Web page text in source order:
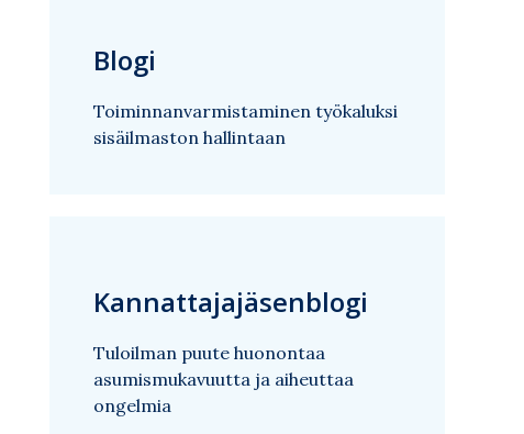
Blogi
Toiminnanvarmistaminen työkaluksi
sisäilmaston hallintaan
Kannattajajäsenblogi
Tuloilman puute huonontaa
asumismukavuutta ja aiheuttaa
ongelmia